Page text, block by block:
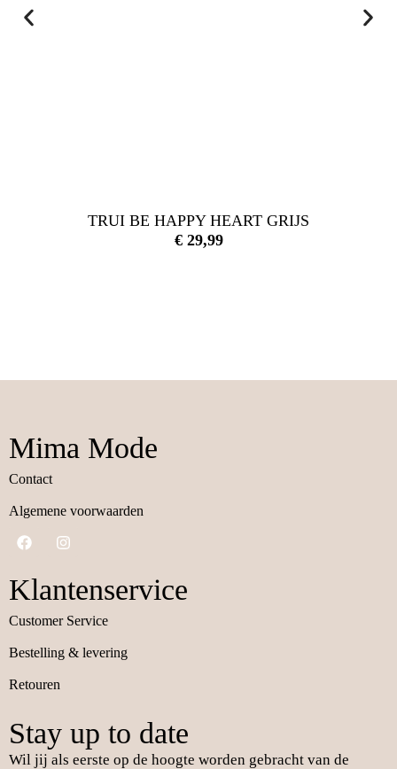
TRUI BE HAPPY HEART GRIJS
€29,99
Mima Mode
Contact
Algemene voorwaarden
Klantenservice
Customer Service
Bestelling & levering
Retouren
Stay up to date
Wil jij als eerste op de hoogte worden gebracht van de